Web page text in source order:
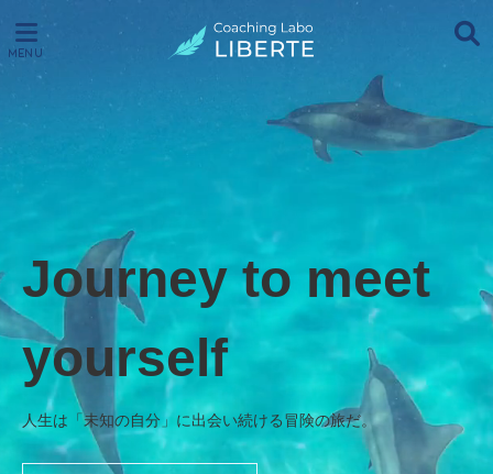
Journey to meet
yourself
人生は「未知の自分」に出会い続ける冒険の旅だ。